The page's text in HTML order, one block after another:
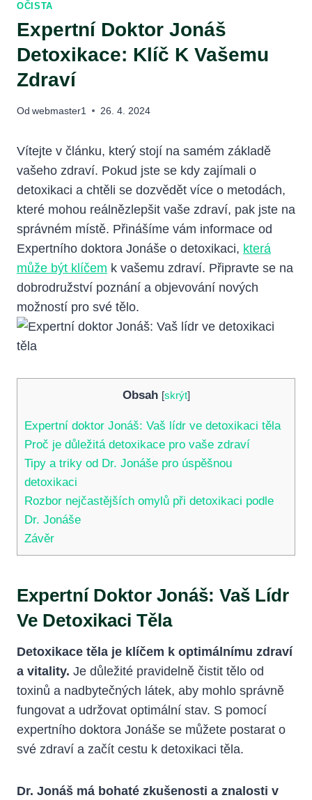
OČISTA
Expertní Doktor Jonáš
Detoxikace: Klíč K Vašemu
Zdraví
Od webmaster1 26. 4. 2024
Vítejte v článku, který stojí na samém základě
vašeho zdraví. Pokud jste se kdy zajímali o
detoxikaci a chtěli se dozvědět více o metodách,
které mohou reálnězlepšit vaše zdraví, pak jste na
správném místě. Přinášíme vám informace od
Expertního doktora Jonáše o detoxikaci, která
může být klíčem k vašemu zdraví. Připravte se na
dobrodružství poznání a objevování nových
možností pro své tělo.
Obsah [skrýt]
Expertní doktor Jonáš: Vaš lídr ve detoxikaci těla
Proč je důležitá detoxikace pro vaše zdraví
Tipy a triky od Dr. Jonáše pro úspěšnou
detoxikaci
Rozbor nejčastějších omylů při detoxikaci podle
Dr. Jonáše
Závěr
Expertní Doktor Jonáš: Vaš Lídr
Ve Detoxikaci Těla
Detoxikace těla je klíčem k optimálnímu zdraví
a vitality. Je důležité pravidelně čistit tělo od
toxinů a nadbytečných látek, aby mohlo správně
fungovat a udržovat optimální stav. S pomocí
expertního doktora Jonáše se můžete postarat o
své zdraví a začít cestu k detoxikaci těla.
Dr. Jonáš má bohaté zkušenosti a znalosti v